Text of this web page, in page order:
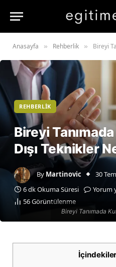
Anasayfa » Rehberlik » Bireyi
Bireyi Tanımada
REHBERLIK
Bireyi
Dışı Teknikler
By Martinovic
30
6 dk Okuma Süresi
Yorum
56Görüntülenme
İçindekiler